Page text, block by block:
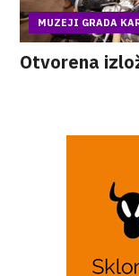
MUZEJI GRADA
Otvorena